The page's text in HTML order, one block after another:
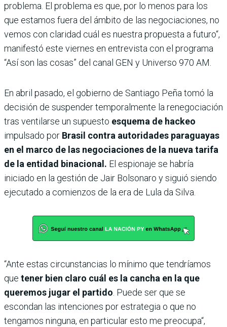
problema. El problema es que, por lo menos para los
que estamos fuera del ámbito de las negociaciones, no
vemos con claridad cuál es nuestra propuesta a futuro“,
manifestó este viernes en entrevista con el programa
“Así son las cosas” del canal GEN y Universo 970 AM.
En abril pasado, el gobierno de Santiago Peña tomó la
decisión de suspender temporalmente la renegociación
tras ventilarse un supuesto esquema de hackeo
impulsado por Brasil contra autoridades paraguayas
en el marco de las negociaciones de la nueva tarifa
de la entidad binacional. El espionaje se habría
iniciado en la ges­tión de Jair Bolsonaro y siguió siendo
eje­cutado a comienzos de la era de Lula da Silva.
“Ante estas circunstancias lo mínimo que tendríamos
que tener bien claro cuál es la cancha en la que
queremos jugar el partido. Puede ser que se
escondan las intenciones por estrategia o que no
tengamos ninguna, en particular esto me preocupa“,